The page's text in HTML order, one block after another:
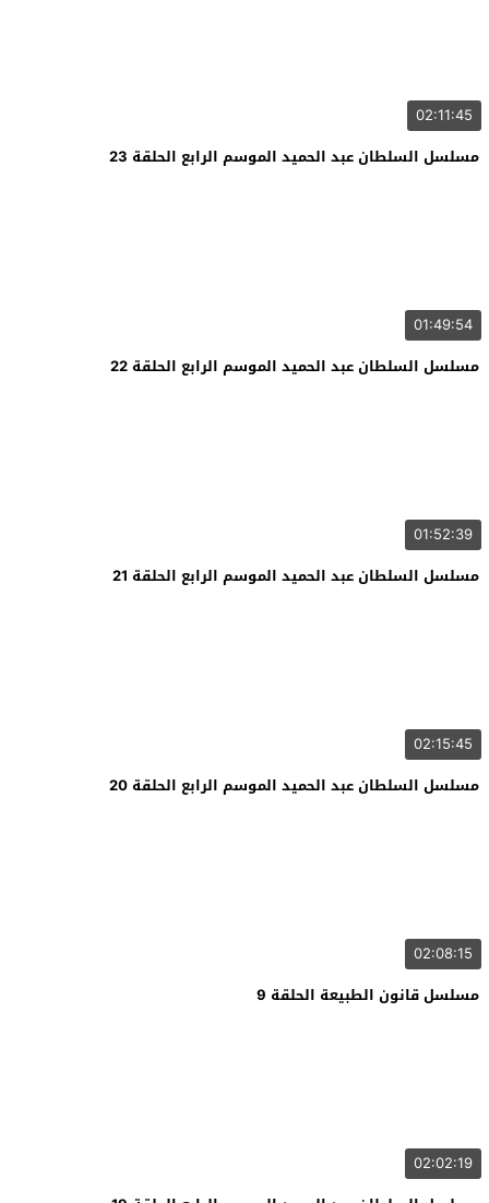
02:11:45
مسلسل السلطان عبد الحميد الموسم الرابع الحلقة 23
01:49:54
مسلسل السلطان عبد الحميد الموسم الرابع الحلقة 22
01:52:39
مسلسل السلطان عبد الحميد الموسم الرابع الحلقة 21
02:15:45
مسلسل السلطان عبد الحميد الموسم الرابع الحلقة 20
02:08:15
مسلسل قانون الطبيعة الحلقة 9
02:02:19